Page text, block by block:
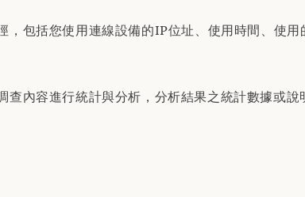
，包括您使用連線設備的IP位址、使用時間、使
查內容進行統計與分析，分析結果之統計數據或